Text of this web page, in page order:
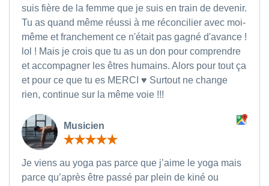
suis fière de la femme que je suis en train de devenir.
Tu as quand même réussi à me réconcilier avec moi-
même et franchement ce n'était pas gagné d'avance !
lol ! Mais je crois que tu as un don pour comprendre
et accompagner les êtres humains. Alors pour tout ça
et pour ce que tu es MERCI ♥ Surtout ne change
rien, continue sur la même voie !!!
Musicien
Je viens au yoga pas parce que j’aime le yoga mais
parce qu’après être passé par plein de kiné ou